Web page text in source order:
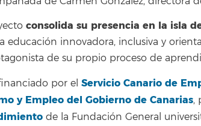
consolida su presencia en la isla
educación innovadora, inclusiva y
de su propio proceso de
por el Servicio Canario de
y Empleo del Gobierno de Canarias,
de la Fundación General